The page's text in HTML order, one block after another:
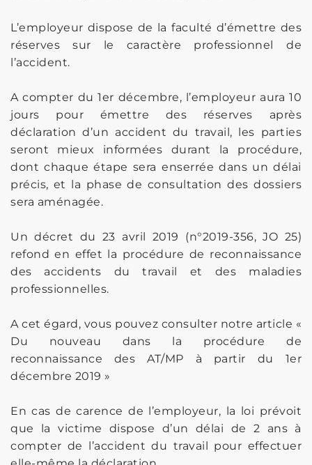
L’employeur dispose de la faculté d’émettre des
réserves sur le caractère professionnel de
l’accident.
A compter du 1er décembre, l’employeur aura 10
jours pour émettre des réserves après
déclaration d’un accident du travail, les parties
seront mieux informées durant la procédure,
dont chaque étape sera enserrée dans un délai
précis, et la phase de consultation des dossiers
sera aménagée.
Un décret du 23 avril 2019 (n°2019-356, JO 25)
refond en effet la procédure de reconnaissance
des accidents du travail et des maladies
professionnelles.
A cet égard, vous pouvez consulter notre article «
Du nouveau dans la procédure de
reconnaissance des AT/MP à partir du 1er
décembre 2019 »
En cas de carence de l’employeur, la loi prévoit
que la victime dispose d’un délai de 2 ans à
compter de l’accident du travail pour effectuer